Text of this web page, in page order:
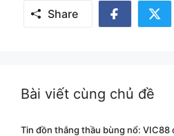
Share
Share
Bài viết cùng chủ đề
Tin đồn thắng thầu bùng nổ: VIC88